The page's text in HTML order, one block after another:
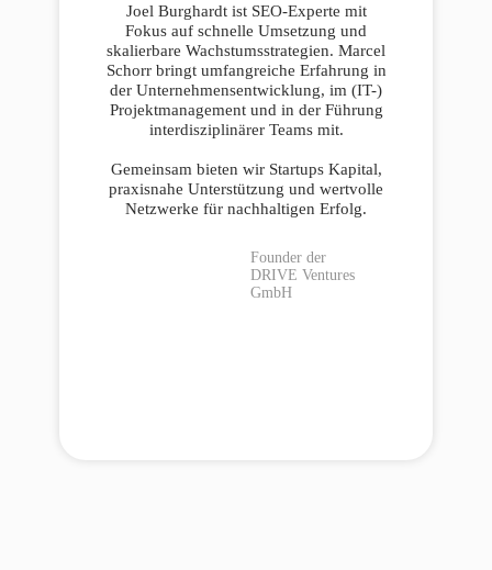
Joel Burghardt ist SEO-Experte mit
Fokus auf schnelle Umsetzung und
skalierbare Wachstumsstrategien. Marcel
Schorr bringt umfangreiche Erfahrung in
der Unternehmensentwicklung, im (IT-)
Projektmanagement und in der Führung
interdisziplinärer Teams mit.
Gemeinsam bieten wir Startups Kapital,
praxisnahe Unterstützung und wertvolle
Netzwerke für nachhaltigen Erfolg.
Founder der
DRIVE Ventures
GmbH